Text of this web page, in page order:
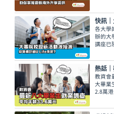
地學
的升學
簽證及
各大學
辦的大
講座已
早些
彩的大
教資會
大畢業
2.8萬港